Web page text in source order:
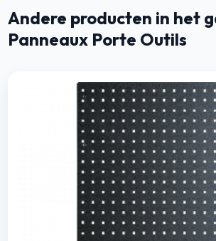
Andere producten in het
Panneaux Porte Outils